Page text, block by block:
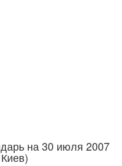
на 30 июля 2007